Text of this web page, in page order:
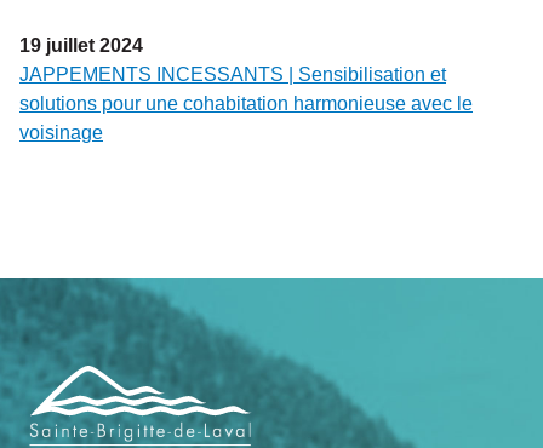
19 juillet 2024
JAPPEMENTS INCESSANTS | Sensibilisation et
solutions pour une cohabitation harmonieuse avec le
voisinage
Navigation
de
pied